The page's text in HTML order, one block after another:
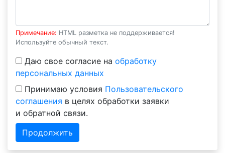
Примечание: HTML разметка не поддерживается!
Используйте обычный текст.
Даю свое согласие на обработку
персональных данных
Принимаю условия Пользовательского
соглашения в целях обработки заявки
и обратной связи.
Продолжить